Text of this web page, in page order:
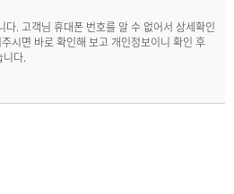
다. 고객님 휴대폰 번호를 알 수 없어서 상세확인
시면 바로 확인해 보고 개인정보이니 확인 후
다.